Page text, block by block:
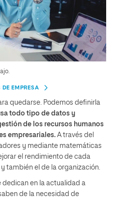
DE EMPRESA
quedarse. Podemos definirla
todo tipo de datos y
de los recursos humanos
empresariales. A través del
y mediante matemáticas
el rendimiento de cada
también el de la organización.
dedican en la actualidad a
de la necesidad de